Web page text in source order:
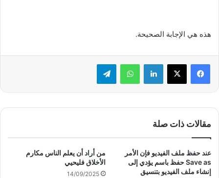
هذه هي الإجابة الصحيحة.
لينكدإن واتساب تيلقرام
مقالات ذات صلة
عند حفظ ملف الفيديو فإن الأمر
Save as حفظ باسم يؤدي إلى
إنشاء ملف الفيديو بتنسيق
من أراد أن يعلم الناس مكارم
الأخلاق فليحيي
14/09/2025